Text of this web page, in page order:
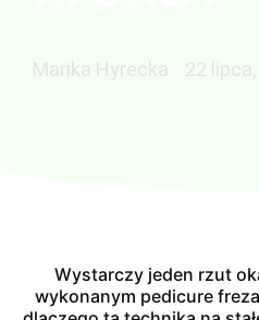
Marika Hyrecka 22
Wystarczy jeden rzut
wykonanym pedicure